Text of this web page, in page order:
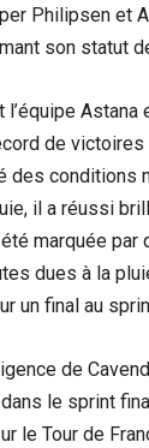
Philipsen et
son statut
Astana
de victoires
des conditions
il a réussi
marquée par
dues à la
un final au
de
le sprint
le Tour de